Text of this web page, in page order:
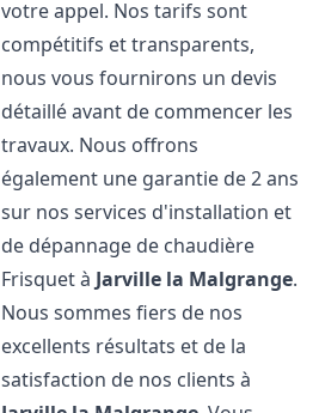
votre appel. Nos tarifs sont
compétitifs et transparents,
nous vous fournirons un devis
détaillé avant de commencer les
travaux. Nous offrons
également une garantie de 2 ans
sur nos services d'installation et
de dépannage de chaudière
Frisquet à Jarville la Malgrange.
Nous sommes fiers de nos
excellents résultats et de la
satisfaction de nos clients à